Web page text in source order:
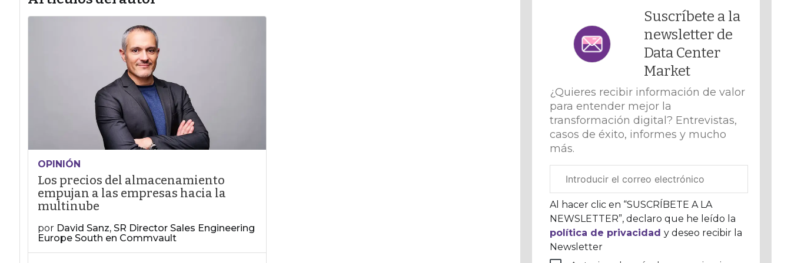
OPINIÓN
Los precios del almacenamiento
empujan a las empresas hacia la
multinube
por David Sanz, SR Director Sales Engineering
Europe South en Commvault
Suscríbete a la
newsletter de
Data Center
Market
¿Quieres recibir información de valor
para entender mejor la
transformación digital? Entrevistas,
casos de éxito, informes y mucho
más.
electrónico
corporativo
Al hacer clic en “SUSCRÍBETE A LA
NEWSLETTER”, declaro que he leído la
política de privacidady deseo recibir la
Newsletter